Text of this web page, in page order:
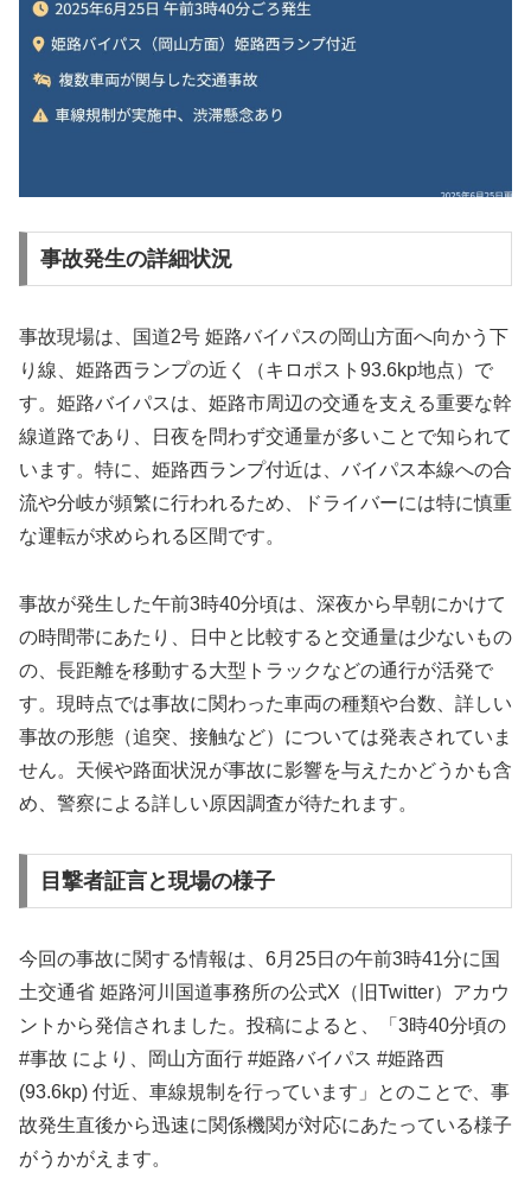
事故発生の詳細状況
事故現場は、国道2号 姫路バイパスの岡山方面へ向かう下
り線、姫路西ランプの近く（キロポスト93.6kp地点）で
す。姫路バイパスは、姫路市周辺の交通を支える重要な幹
線道路であり、日夜を問わず交通量が多いことで知られて
います。特に、姫路西ランプ付近は、バイパス本線への合
流や分岐が頻繁に行われるため、ドライバーには特に慎重
な運転が求められる区間です。
事故が発生した午前3時40分頃は、深夜から早朝にかけて
の時間帯にあたり、日中と比較すると交通量は少ないもの
の、長距離を移動する大型トラックなどの通行が活発で
す。現時点では事故に関わった車両の種類や台数、詳しい
事故の形態（追突、接触など）については発表されていま
せん。天候や路面状況が事故に影響を与えたかどうかも含
め、警察による詳しい原因調査が待たれます。
目撃者証言と現場の様子
今回の事故に関する情報は、6月25日の午前3時41分に国
土交通省 姫路河川国道事務所の公式X（旧Twitter）アカウ
ントから発信されました。投稿によると、「3時40分頃の
#事故 により、岡山方面行 #姫路バイパス #姫路西
(93.6kp) 付近、車線規制を行っています」とのことで、事
故発生直後から迅速に関係機関が対応にあたっている様子
がうかがえます。